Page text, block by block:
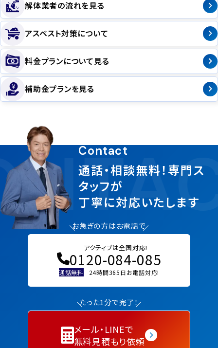
解体業者の流れを見る
アスベスト対策について
料金プランについて見る
補助金プランを見る
Contact
通話・相談無料！専門ス
タッフが
丁寧に対応いたします
お急ぎの方はお電話で
アクティブは全国対応!
0120-084-085
通話無料 24時間365日お電話対応!
たった1分で完了！
メール・LINEで
無料見積もり依頼